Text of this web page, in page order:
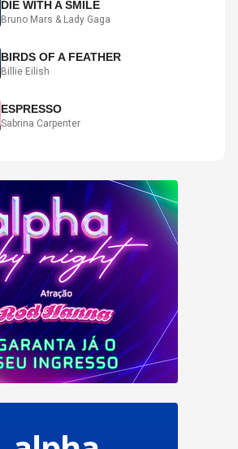
DIE WITH A SMILE
Bruno Mars & Lady Gaga
BIRDS OF A FEATHER
Billie Eilish
ESPRESSO
Sabrina Carpenter